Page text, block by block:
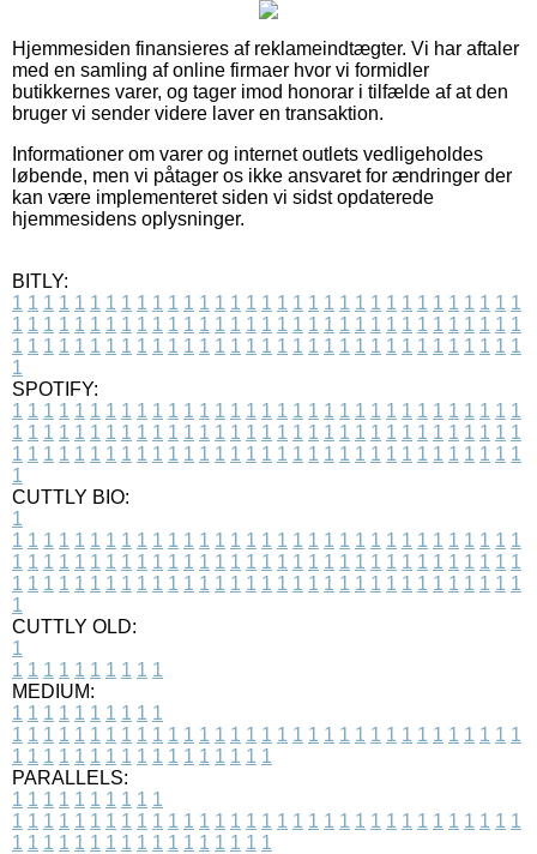
Hjemmesiden finansieres af reklameindtægter. Vi har aftaler
med en samling af online firmaer hvor vi formidler
butikkernes varer, og tager imod honorar i tilfælde af at den
bruger vi sender videre laver en transaktion.
Informationer om varer og internet outlets vedligeholdes
løbende, men vi påtager os ikke ansvaret for ændringer der
kan være implementeret siden vi sidst opdaterede
hjemmesidens oplysninger.
BITLY:
1 1 1 1 1 1 1 1 1 1 1 1 1 1 1 1 1 1 1 1 1 1 1 1 1 1 1 1 1 1 1 1 1
1 1 1 1 1 1 1 1 1 1 1 1 1 1 1 1 1 1 1 1 1 1 1 1 1 1 1 1 1 1 1 1 1
1 1 1 1 1 1 1 1 1 1 1 1 1 1 1 1 1 1 1 1 1 1 1 1 1 1 1 1 1 1 1 1 1
1
SPOTIFY:
1 1 1 1 1 1 1 1 1 1 1 1 1 1 1 1 1 1 1 1 1 1 1 1 1 1 1 1 1 1 1 1 1
1 1 1 1 1 1 1 1 1 1 1 1 1 1 1 1 1 1 1 1 1 1 1 1 1 1 1 1 1 1 1 1 1
1 1 1 1 1 1 1 1 1 1 1 1 1 1 1 1 1 1 1 1 1 1 1 1 1 1 1 1 1 1 1 1 1
1
CUTTLY BIO:
1
1 1 1 1 1 1 1 1 1 1 1 1 1 1 1 1 1 1 1 1 1 1 1 1 1 1 1 1 1 1 1 1 1
1 1 1 1 1 1 1 1 1 1 1 1 1 1 1 1 1 1 1 1 1 1 1 1 1 1 1 1 1 1 1 1 1
1 1 1 1 1 1 1 1 1 1 1 1 1 1 1 1 1 1 1 1 1 1 1 1 1 1 1 1 1 1 1 1 1
1
CUTTLY OLD:
1
1 1 1 1 1 1 1 1 1 1
MEDIUM:
1 1 1 1 1 1 1 1 1 1
1 1 1 1 1 1 1 1 1 1 1 1 1 1 1 1 1 1 1 1 1 1 1 1 1 1 1 1 1 1 1 1 1
1 1 1 1 1 1 1 1 1 1 1 1 1 1 1 1 1
PARALLELS:
1 1 1 1 1 1 1 1 1 1
1 1 1 1 1 1 1 1 1 1 1 1 1 1 1 1 1 1 1 1 1 1 1 1 1 1 1 1 1 1 1 1 1
1 1 1 1 1 1 1 1 1 1 1 1 1 1 1 1 1